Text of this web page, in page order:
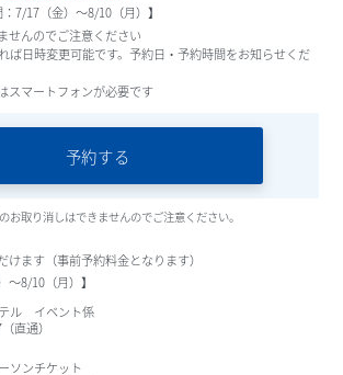
7/17（金）～8/10（月）】
せんのでご注意ください
ば日時変更可能です。予約日・予約時間をお知らせくだ
スマートフォンが必要です
予約する
お取り消しはできませんのでご注意ください
ます（事前予約料金となります）
～8/10（月）】
ル イベント係
直通）
ソンチケット